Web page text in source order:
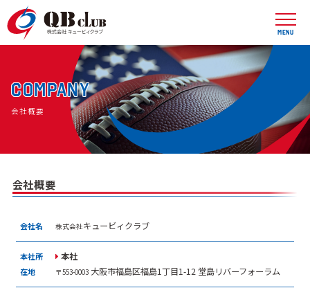
COMPANY
会社概要
会社概要
会社名 株式会社キュービィクラブ
本社所
在地
本社
〒553-0003 大阪市福島区福島1丁目1-12 堂島リバーフォーラム